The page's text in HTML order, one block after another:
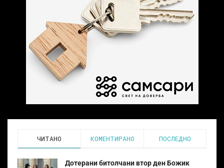
ЧИТАНО КОМЕНТИРАНО ПОСЛЕДНО
Дотерани битолчани втор ден Божик